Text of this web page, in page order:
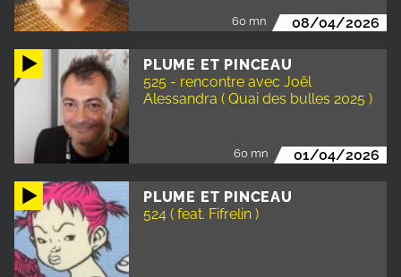
60 mn 08/04/2026
PLUME ET PINCEAU
525 - rencontre avec Joël
Alessandra ( Quai des bulles 2025 )
60 mn 01/04/2026
PLUME ET PINCEAU
524 ( feat. Fifrelin )